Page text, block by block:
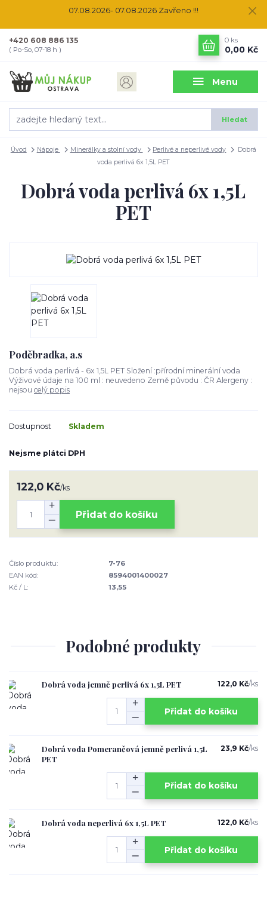
07.08.2026- 07.08.2026 Zavřeno !!!
Menu
Hledat
+420 608 886 135
( Po-So, 07-18 h )
0 ks
0,00 Kč
Úvod Nápoje Minerálky a stolní vody Perlivé a neperlivé vody
Dobrá
voda perlivá 6x 1,5L PET
Dobrá voda perlivá 6x 1,5L
PET
Poděbradka, a.s
Dobrá voda perlivá - 6x 1,5L PET Složení :přírodní minerální voda
Výživové údaje na 100 ml : neuvedeno Země původu : ČR Alergeny :
nejsou celý popis
Dostupnost Skladem
Nejsme plátci DPH
122,0 Kč/ks
Přidat do košíku
Číslo produktu:
7-76
EAN kód:
8594001400027
Kč / L:
13,55
Podobné produkty
Dobrá voda jemně perlivá 6x 1,5L PET 122,0 Kč/ks
Přidat do košíku
Dobrá voda Pomerančová jemně perlivá 1,5L
PET
23,9 Kč/ks
Přidat do košíku
Dobrá voda neperlivá 6x 1,5L PET 122,0 Kč/ks
Přidat do košíku